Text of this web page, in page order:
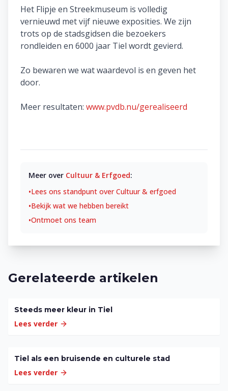
Het Flipje en Streekmuseum is volledig
vernieuwd met vijf nieuwe exposities. We zijn
trots op de stadsgidsen die bezoekers
rondleiden en 6000 jaar Tiel wordt gevierd.
Zo bewaren we wat waardevol is en geven het
door.
Meer resultaten: www.pvdb.nu/gerealiseerd
Meer over Cultuur & Erfgoed:
•Lees ons standpunt overCultuur & erfgoed
•Bekijk wat we hebben bereikt
•Ontmoet ons team
Gerelateerde artikelen
Steeds meer kleur in Tiel
Lees verder
Tiel als een bruisende en culturele stad
Lees verder